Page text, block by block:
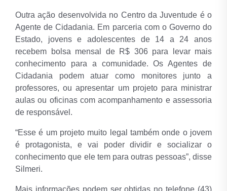
Outra ação desenvolvida no Centro da Juventude é o
Agente de Cidadania. Em parceria com o Governo do
Estado, jovens e adolescentes de 14 a 24 anos
recebem bolsa mensal de R$ 306 para levar mais
conhecimento para a comunidade. Os Agentes de
Cidadania podem atuar como monitores junto a
professores, ou apresentar um projeto para ministrar
aulas ou oficinas com acompanhamento e assessoria
de responsável.
“Esse é um projeto muito legal também onde o jovem
é protagonista, e vai poder dividir e socializar o
conhecimento que ele tem para outras pessoas”, disse
Silmeri.